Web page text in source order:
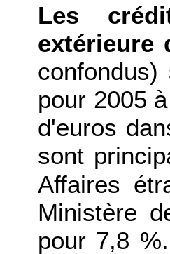
Les
extérieure
pour 2005
d'euros
sont
Affaires
Ministère
pour 7,8